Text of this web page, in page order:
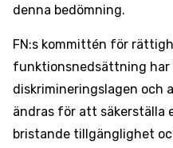
denna bedömning.
FN:s kommittén för
funktionsnedsättning har
diskrimineringslagen och
ändras för att säkerställa
bristande tillgänglighet